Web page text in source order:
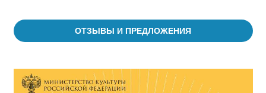
ОТЗЫВЫ И ПРЕДЛОЖЕНИЯ